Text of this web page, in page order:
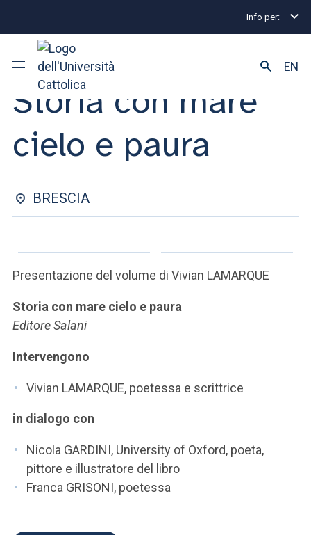
Info per:
Ateneo
Corsi di studio
Ricerca
Facoltà e campus
SEI UNO STUDENTE ISCRITTO?
ACCEDI ALLA MAIL ICATT
EN
Eventi Brescia Storia con mare cielo e paura
INCONTRO CON L'AUTORE | 14 NOVEMBRE 2024
Storia con mare
cielo e paura
BRESCIA
Presentazione del volume di Vivian LAMARQUE
Storia con mare cielo e paura
Editore Salani
Intervengono
Vivian LAMARQUE, poetessa e scrittrice
in dialogo con
Nicola GARDINI, University of Oxford, poeta,
pittore e illustratore del libro
Franca GRISONI, poetessa